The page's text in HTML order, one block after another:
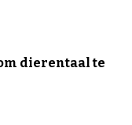
dierentaal te